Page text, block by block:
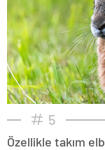
5
Özellikle takım